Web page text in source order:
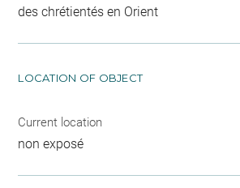
des chrétientés en Orient
LOCATION OF OBJECT
Current location
non exposé